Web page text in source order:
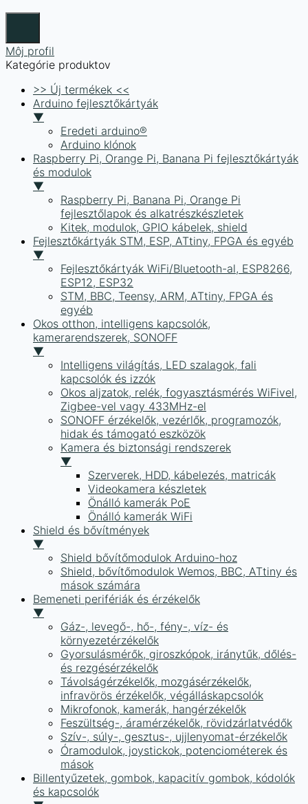
Môj profil
Kategórie produktov
>> Új termékek <<
Arduino fejlesztőkártyák
▼
Eredeti arduino®
Arduino klónok
Raspberry Pi, Orange Pi, Banana Pi fejlesztőkártyák
és modulok
▼
Raspberry Pi, Banana Pi, Orange Pi
fejlesztőlapok és alkatrészkészletek
Kitek, modulok, GPIO kábelek, shield
Fejlesztőkártyák STM, ESP, ATtiny, FPGA és egyéb
▼
Fejlesztőkártyák WiFi/Bluetooth-al, ESP8266,
ESP12, ESP32
STM, BBC, Teensy, ARM, ATtiny, FPGA és
egyéb
Okos otthon, intelligens kapcsolók,
kamerarendszerek, SONOFF
▼
Intelligens világítás, LED szalagok, fali
kapcsolók és izzók
Okos aljzatok, relék, fogyasztásmérés WiFivel,
Zigbee-vel vagy 433MHz-el
SONOFF érzékelők, vezérlők, programozók,
hidak és támogató eszközök
Kamera és biztonsági rendszerek
▼
Szerverek, HDD, kábelezés, matricák
Videokamera készletek
Önálló kamerák PoE
Önálló kamerák WiFi
Shield és bővítmények
▼
Shield bővítőmodulok Arduino-hoz
Shield, bővítőmodulok Wemos, BBC, ATtiny és
mások számára
Bemeneti perifériák és érzékelők
▼
Gáz-, levegő-, hő-, fény-, víz- és
környezetérzékelők
Gyorsulásmérők, giroszkópok, iránytűk, dőlés-
és rezgésérzékelők
Távolságérzékelők, mozgásérzékelők,
infravörös érzékelők, végálláskapcsolók
Mikrofonok, kamerák, hangérzékelők
Feszültség-, áramérzékelők, rövidzárlatvédők
Szív-, súly-, gesztus-, ujjlenyomat-érzékelők
Óramodulok, joystickok, potenciométerek és
mások
Billentyűzetek, gombok, kapacitív gombok, kódolók
és kapcsolók